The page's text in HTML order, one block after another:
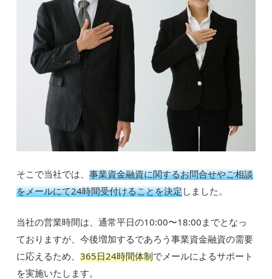
そこで当社では、事業資金融資に関するお問合せやご相談
をメールにて24時間受付けることを決定しました。
当社の営業時間は、通常平日の10:00〜18:00までとなっ
ておりますが、今後増加するであろう事業資金融資の需要
に応えるため、365日24時間体制でメールによるサポート
を実施いたします。